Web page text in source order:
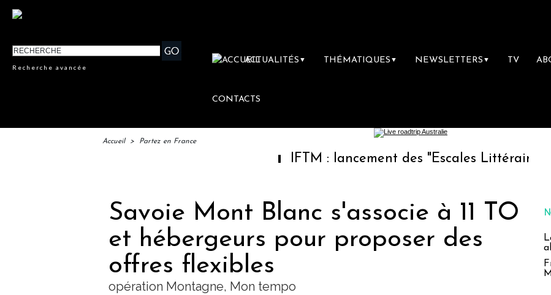
Recherche avancée
ACTUALITÉS ▼ THÉMATIQUES ▼ NEWSLETTERS ▼ TV
CONTACTS
Accueil > Partez en France
IFTM : lancement des "Escales Littéraires", la
Savoie Mont Blanc s'associe à 11 TO
et hébergeurs pour proposer des
offres flexibles
opération Montagne, Mon tempo